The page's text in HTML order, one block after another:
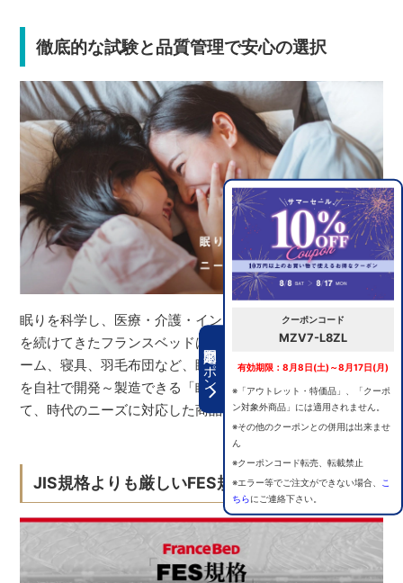
期間限定クーポン
クーポンコード
MZV7-L8ZL
有効期限：8月8日(土)～8月17日(月)
※「アウトレット・特価品」、「クーポ
ン対象外商品」には適用されません。
※その他のクーポンとの併用は出来ませ
ん
※クーポンコード転売、転載禁止
※エラー等でご注文ができない場合、
こ
ちらにご連絡下さい。
徹底的な試験と品質管理で安心の選択
眠りを科学し、医療・介護・インテリアの分野で研究開発
を続けてきたフランスベッドは、マットレス、ベッドフレ
ーム、寝具、羽毛布団など、睡眠環境をつくる全ての商品
を自社で開発～製造できる「眠りの総合メーカー」とし
て、時代のニーズに対応した商品をつくり続けています。
JIS規格よりも厳しいFES規格